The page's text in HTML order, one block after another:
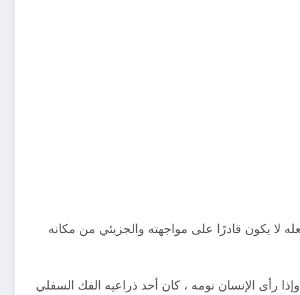
لا يكون قادرًا على مواجهته والجزيئي من مكانه
رأى الإنسان نومه ، كان أحد ذراعيه الفك السفلي